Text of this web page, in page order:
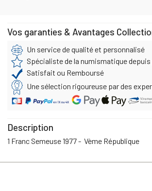
Vos garanties & Avantages
Un service de qualité et personnalisé
Spécialiste de la numismatique depuis
Satisfait ou Remboursé
Une sélection rigoureuse par des
Description
1 Franc Semeuse 1977 - Vème République